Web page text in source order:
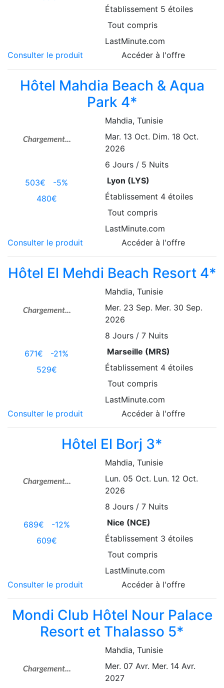
Établissement 5 étoiles
Tout compris
LastMinute.com
Consulter le produit
Accéder à l'offre
Hôtel Mahdia Beach & Aqua
Park 4*
503€ -5%
480€
Mahdia, Tunisie
Mar. 13 Oct. Dim. 18 Oct.
2026
6 Jours / 5 Nuits
Lyon (LYS)
Établissement 4 étoiles
Tout compris
LastMinute.com
Consulter le produit
Accéder à l'offre
Hôtel El Mehdi Beach Resort 4*
671€ -21%
529€
Mahdia, Tunisie
Mer. 23 Sep. Mer. 30 Sep.
2026
8 Jours / 7 Nuits
Marseille (MRS)
Établissement 4 étoiles
Tout compris
LastMinute.com
Consulter le produit
Accéder à l'offre
Hôtel El Borj 3*
689€ -12%
609€
Mahdia, Tunisie
Lun. 05 Oct. Lun. 12 Oct.
2026
8 Jours / 7 Nuits
Nice (NCE)
Établissement 3 étoiles
Tout compris
LastMinute.com
Consulter le produit
Accéder à l'offre
Mondi Club Hôtel Nour Palace
Resort et Thalasso 5*
Mahdia, Tunisie
Mer. 07 Avr. Mer. 14 Avr.
2027